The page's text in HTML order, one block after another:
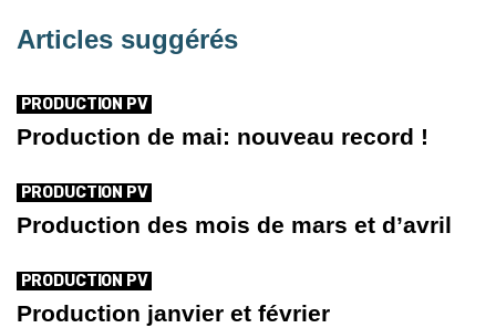
Articles suggérés
PRODUCTION PV
Production de mai: nouveau record !
PRODUCTION PV
Production des mois de mars et d’avril
PRODUCTION PV
Production janvier et février